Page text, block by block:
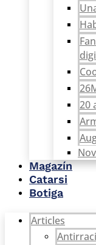
20
Magazín
Catarsi
Botiga
Articles